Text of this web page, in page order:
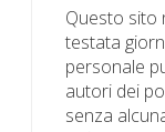
Questo sito
testata
personale
autori dei
senza